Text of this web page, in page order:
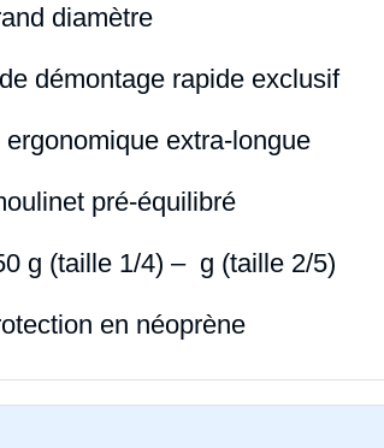
diamètre
démontage rapide exclusif
extra-longue
pré-équilibré
g (taille 1/4) – g (taille 2/5)
en néoprène